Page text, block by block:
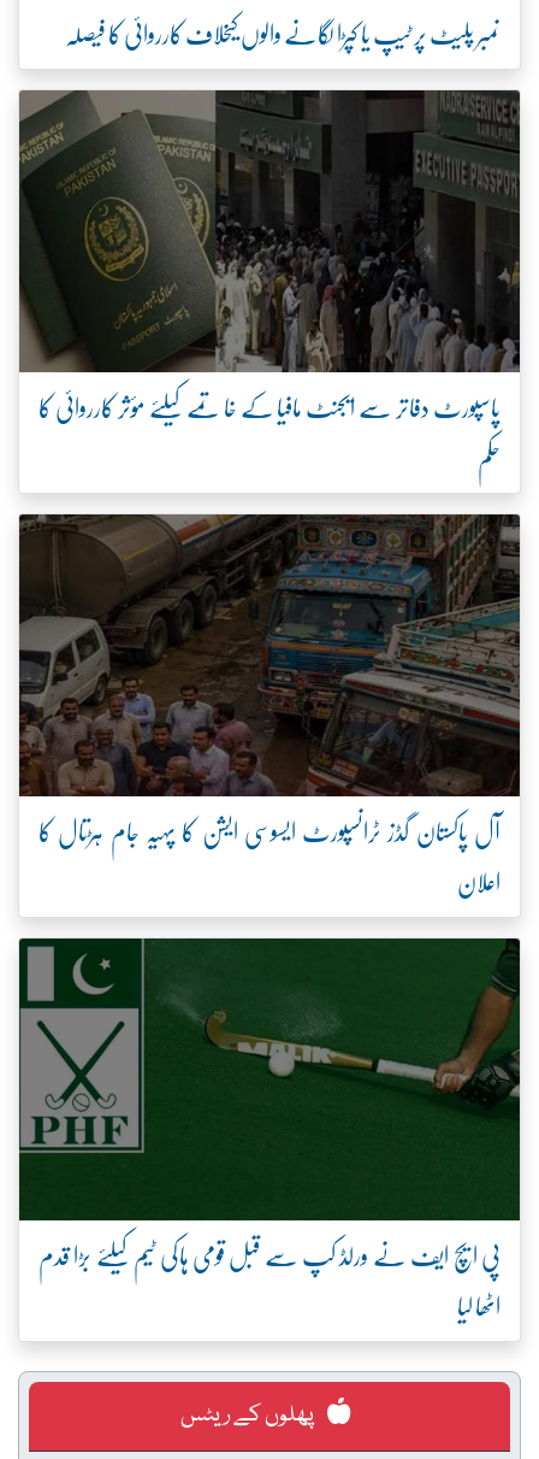
نمبر پلیٹ پر ٹیپ یا کپڑا لگانے والوں کیخلاف کارروائی کا فیصلہ
پاسپورٹ دفاتر سے ایجنٹ مافیا کے خاتمے کیلئے مؤثر کارروائی کا
حکم
آل پاکستان گڈز ٹرانسپورٹ ایسوسی ایشن کا پہیہ جام ہڑتال کا
اعلان
پی ایچ ایف نے ورلڈ کپ سے قبل قومی ہاکی ٹیم کیلئے بڑا قدم
اٹھا لیا
پھلوں کے ریٹس